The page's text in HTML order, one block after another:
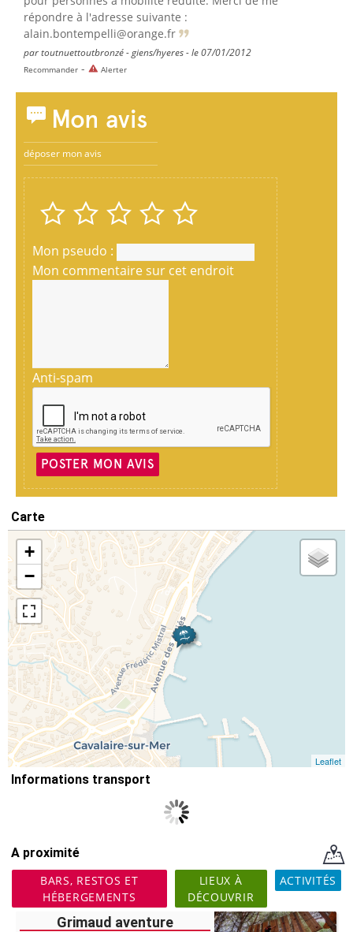
répondre à l'adresse suivante :
alain.bontempelli@orange.fr
par toutnuettoutbronzé - giens/hyeres - le 07/01/2012
Recommander - Alerter
Mon avis
déposer mon avis
Mon pseudo :
Mon commentaire sur cet endroit
Anti-spam
POSTER MON AVIS
Carte
+
−
Leaflet
Informations transport
A proximité
BARS, RESTOS ET
HÉBERGEMENTS
LIEUX À
DÉCOUVRIR
ACTIVITÉS
Grimaud aventure